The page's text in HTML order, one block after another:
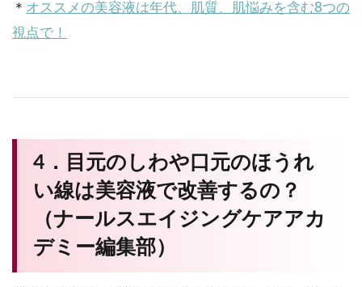
＊ オススメの美容液は年代、肌質、肌悩みを含む8つの
視点で！
4．目元のしわや口元のほうれ
い線は美容液で改善するの？
（ナールスエイジングケアアカ
デミー編集部）